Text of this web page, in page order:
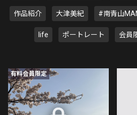
作品紹介 大津美紀 #南青山
life ポートレート 会員
有料会員限定